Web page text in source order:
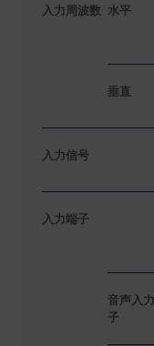
入力周波数 水平
垂直
入力信号
入力端子
音声入
子